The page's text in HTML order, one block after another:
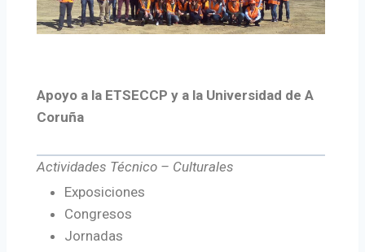
Apoyo a la ETSECCP y a la Universidad de A
Coruña
Actividades Técnico – Culturales
Exposiciones
Congresos
Jornadas